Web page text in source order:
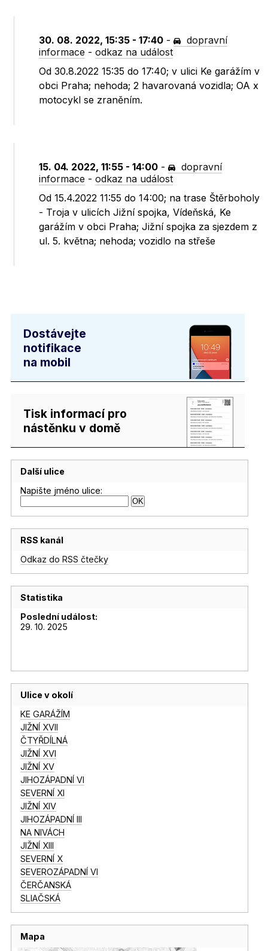
30. 08. 2022, 15:35 - 17:40 -
dopravní
informace -odkaz na událost
Od 30.8.2022 15:35 do 17:40; v ulici Ke garážím v
obci Praha; nehoda; 2 havarovaná vozidla; OA x
motocykl se zraněním.
15. 04. 2022, 11:55 - 14:00 -
dopravní
informace -odkaz na událost
Od 15.4.2022 11:55 do 14:00; na trase Štěrboholy
- Troja v ulicích Jižní spojka, Vídeňská, Ke
garážím v obci Praha; Jižní spojka za sjezdem z
ul. 5. května; nehoda; vozidlo na střeše
Dostávejte
notifikace
na mobil
Tisk informací pro
nástěnku v domě
Další ulice
Napište jméno ulice:
RSS kanál
Odkaz do RSS čtečky
Statistika
Poslední událost:
29. 10. 2025
Ulice v okolí
KE GARÁŽÍM
JIŽNÍ XVII
ČTYŘDÍLNÁ
JIŽNÍ XVI
JIŽNÍ XV
JIHOZÁPADNÍ VI
SEVERNÍ XI
JIŽNÍ XIV
JIHOZÁPADNÍ III
NA NIVÁCH
JIŽNÍ XIII
SEVERNÍ X
SEVEROZÁPADNÍ VI
ČERČANSKÁ
SLIAČSKÁ
Mapa